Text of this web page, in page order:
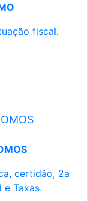
fiscal.
certidão, 2a
e Taxas.